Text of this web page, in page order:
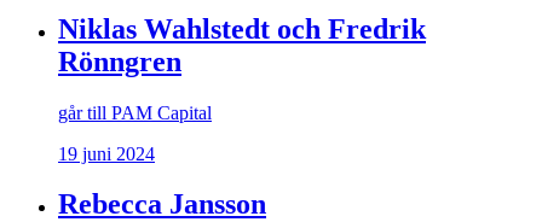
Niklas Wahlstedt och Fredrik
Rönngren
går till PAM Capital
19 juni 2024
Rebecca Jansson